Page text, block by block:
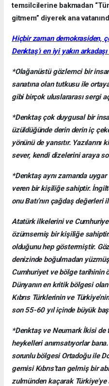
temsilcilerine bakmadan
gitmem” diyerek ana
Hiçbir zaman demokrasiden,
Denktaş’ı en iyi yakın
*Olağanüstü gözlemci bir
sanatına olan tutkusu ile
gibi birçok uluslararası sergi
*Denktaş çok duygusal bir
üzüldüğünde derin derin iç
yönünü de yansıtır.
sever, kendi dizelerini araya
*Denktaş aynı zamanda
veren bir kişiliğe sahiptir.
onu Batı’nın çağdaş
Atatürk ilkelerini ve
özümsemiş bir kişiliğe
olduğunu hep göstermiştir.
denizinde boğulmadan
Cumhuriyet ve bölge tarihinin
Dünyanın en kritik bölgesi
Kıbrıs Türklerinin ve
son 55-60 yıl içinde büyük
*Denktaş ve Neumark İkisi de
heykelleri anımsatıyorlar
sorunlu bölgesi Ortadoğu ile
gemisi Kıbrıs’tan gelmiş bir
zulmünden kaçarak Türkiye’ye